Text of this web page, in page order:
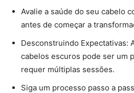
Avalie a saúde do seu cabelo
antes de começar a
Desconstruindo Expectativas:
cabelos escuros pode ser um
requer múltiplas sessões.
Siga um processo passo a